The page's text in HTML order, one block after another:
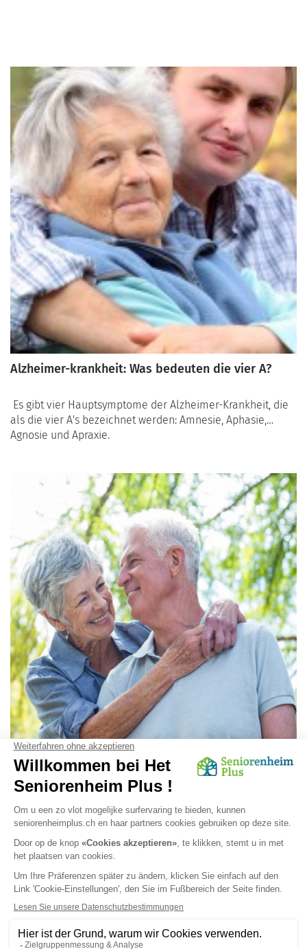
Alzheimer-krankheit: Was bedeuten die vier A?
Es gibt vier Hauptsymptome der Alzheimer-Krankheit, die
als die vier A's bezeichnet werden: Amnesie, Aphasie,
Agnosie und Apraxie.
Was ist die Alzheimer-Krankheit?
Die Alzheimer-Krankheit ist die häufigste Form der Demenz
und auch die bekannteste. Aber wie unterscheidet man die
Alzheimer-Krankheit von anderen Demenzerkrankungen?
Die Antwort mit Seniorenheim Plus...